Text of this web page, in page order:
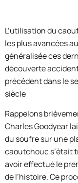
L’utilisation du
les plus avancées
généralisée ces
découverte
précédent dans le
siècle
Rappelons
Charles Goodyear
du soufre sur une
caoutchouc s’était
avoir effectué le
de l’histoire. Ce